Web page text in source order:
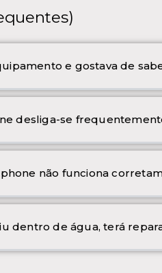
e gostava de
desliga-se
não funciona
dentro de água, terá